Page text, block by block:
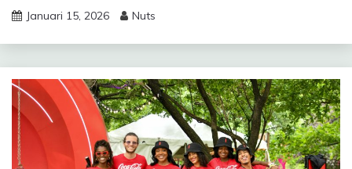
Januari 15, 2026 Nuts